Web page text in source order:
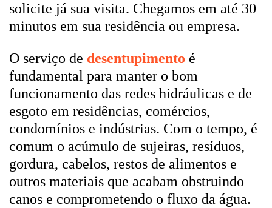
solicite já sua visita. Chegamos em até 30
minutos em sua residência ou empresa.
O serviço de desentupimento é
fundamental para manter o bom
funcionamento das redes hidráulicas e de
esgoto em residências, comércios,
condomínios e indústrias. Com o tempo, é
comum o acúmulo de sujeiras, resíduos,
gordura, cabelos, restos de alimentos e
outros materiais que acabam obstruindo
canos e comprometendo o fluxo da água.